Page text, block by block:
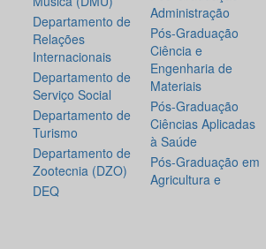
Departamento de
Relações
Internacionais
Departamento de
Serviço Social
Departamento de
Turismo
Departamento de
Zootecnia (DZO)
DEQ
Administração
Pós-Graduação
Ciência e
Engenharia de
Materiais
Pós-Graduação
Ciências Aplicadas
à Saúde
Pós-Graduação em
Agricultura e